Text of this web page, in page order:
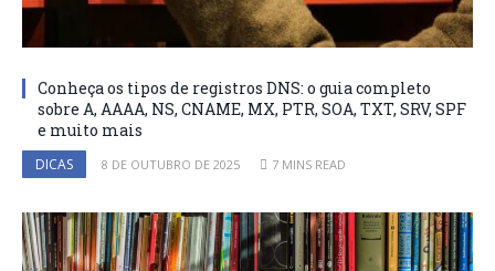
Conheça os tipos de registros DNS: o guia completo
sobre A, AAAA, NS, CNAME, MX, PTR, SOA, TXT, SRV, SPF
e muito mais
DICAS 8 DE OUTUBRO DE 2025 7 MINS READ